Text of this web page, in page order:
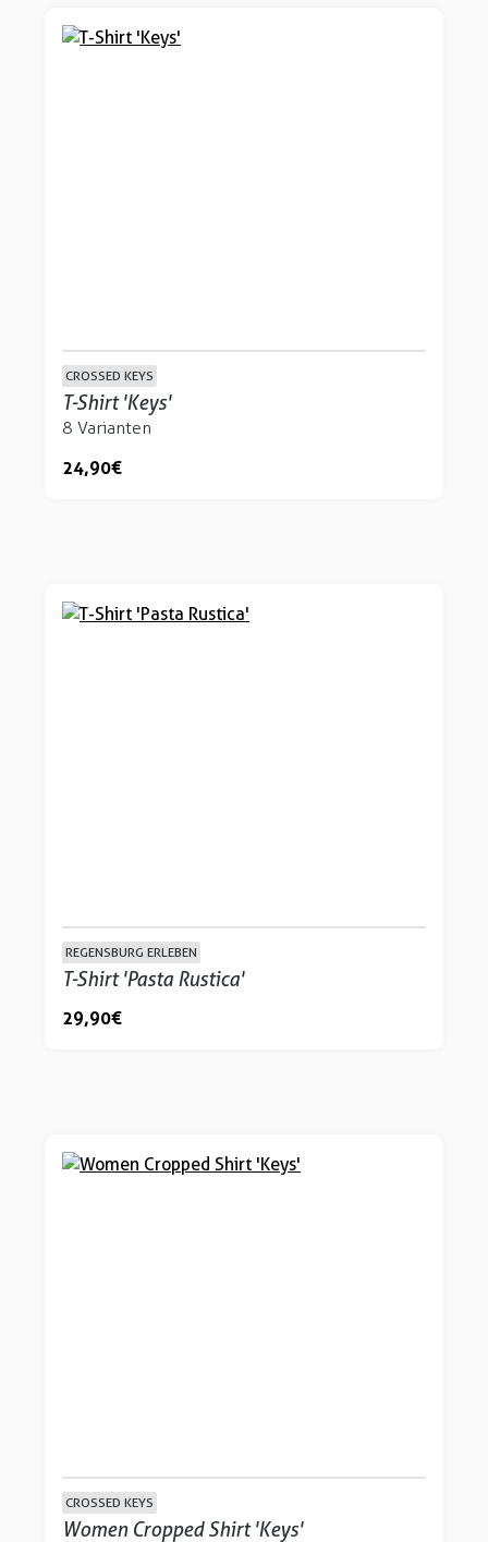
CROSSED KEYS
T-Shirt 'Keys'
8 Varianten
24,90 €
REGENSBURG ERLEBEN
T-Shirt 'Pasta Rustica'
29,90 €
CROSSED KEYS
Women Cropped Shirt 'Keys'